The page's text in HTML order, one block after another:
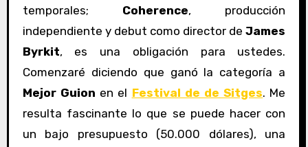
temporales; Coherence, producción
independiente y debut como director deJames
Byrkit, es una obligación para ustedes.
Comenzaré diciendo que ganó la categoría a
Mejor Guion en el Festival de de Sitges. Me
resulta fascinante lo que se puede hacer con
un bajo presupuesto (50.000 dólares), una